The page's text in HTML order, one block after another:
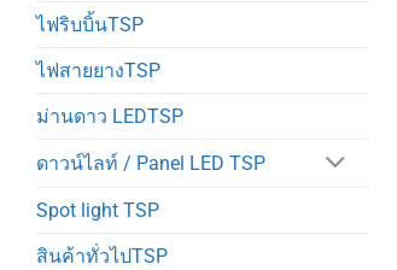
ไฟริบบิ้นTSP
ไฟสายยางTSP
ม่านดาว LEDTSP
ดาวน์ไลท์ / Panel LED TSP
Spot light TSP
สินค้าทั่วไปTSP